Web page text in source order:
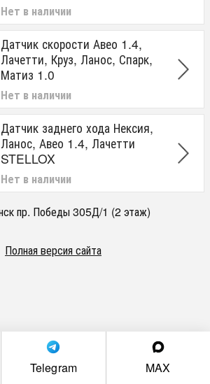
Нет в наличии
Датчик скорости Авео 1.4,
Лачетти, Круз, Ланос, Спарк,
Матиз 1.0
Нет в наличии
Датчик заднего хода Нексия,
Ланос, Авео 1.4, Лачетти
STELLOX
Нет в наличии
пр. Победы 305Д/1 (2 этаж)
Полная версия сайта
Telegram MAX